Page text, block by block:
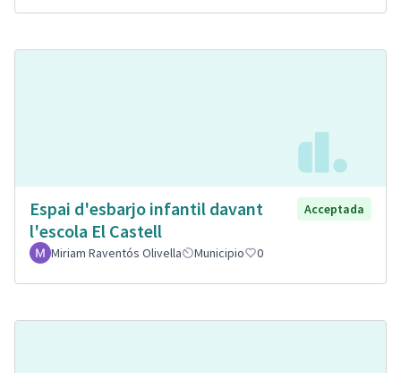
Espai d'esbarjo infantil davant
l'escola El Castell
Acceptada
Miriam Raventós Olivella Municipio 0